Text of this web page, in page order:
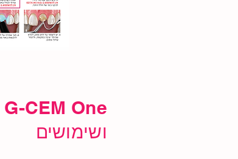
ושימושים